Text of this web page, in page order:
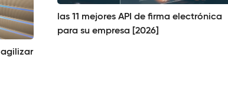
agilizar
las 11 mejores API de firma electrónica
para su empresa [2026]